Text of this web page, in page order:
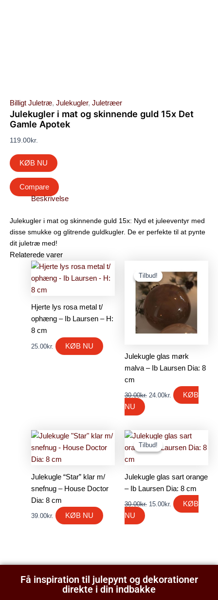
Billigt Juletræ, Julekugler, Juletræer
Julekugler i mat og skinnende guld 15x Det
Gamle Apotek
119.00kr.
KØB NU
Compare
Beskrivelse
Julekugler i mat og skinnende guld 15x: Nyd et juleeventyr med
disse smukke og glitrende guldkugler. De er perfekte til at pynte
dit juletræ med!
Relaterede varer
Hjerte lys rosa metal t/
ophæng – Ib Laursen – H:
8 cm
25.00kr. KØB NU
Tilbud!
Tilbud!
Julekugle glas mørk
malva – Ib Laursen Dia: 8
cm
30.00kr.
oprindelige
pris
var:
24.00kr.
aktuelle
pris
er:
24.00kr..
KØB
NU
Julekugle “Star” klar m/
snefnug – House Doctor
Dia: 8 cm
39.00kr. KØB NU
Tilbud!
Tilbud!
Julekugle glas sart orange
– Ib Laursen Dia: 8 cm
30.00kr.
Den
oprindelige
pris
15.00kr.
Den
pris
KØB
NU
Få inspiration til julepynt og dekorationer
direkte i din indbakke